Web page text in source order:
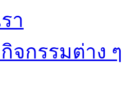
า
จกรรมต่าง ๆ